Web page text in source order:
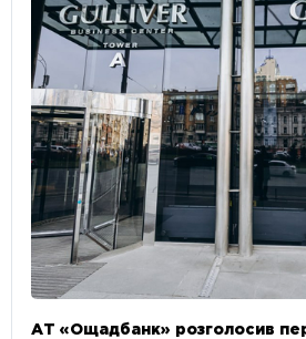
АТ «Ощадбанк» розголосив